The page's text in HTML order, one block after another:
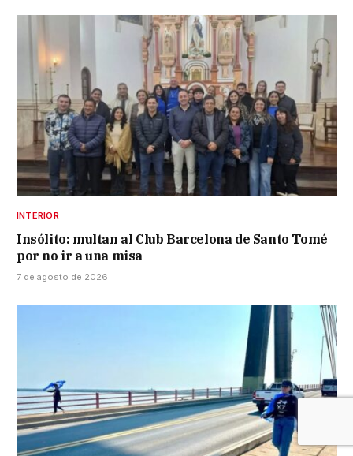
INTERIOR
Insólito: multan al Club Barcelona de Santo Tomé
por no ir a una misa
7 de agosto de 2026